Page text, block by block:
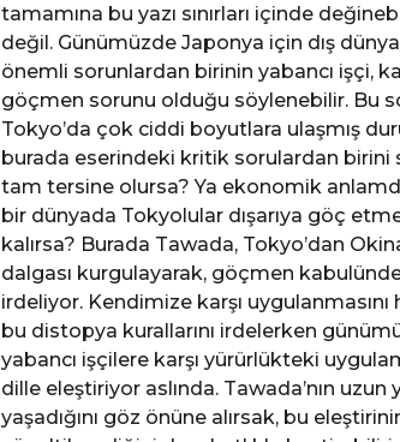
tamamına bu yazı sınırları içinde
değil. Günümüzde Japonya için dış
önemli sorunlardan birinin yabancı işçi,
göçmen sorunu olduğu söylenebilir. Bu
Tokyo’da çok ciddi boyutlara ulaşmış
burada eserindeki kritik sorulardan birini
tam tersine olursa? Ya ekonomik
bir dünyada Tokyolular dışarıya göç
kalırsa? Burada Tawada, Tokyo’dan
dalgası kurgulayarak, göçmen
irdeliyor. Kendimize karşı
bu distopya kurallarını irdelerken
yabancı işçilere karşı yürürlükteki
dille eleştiriyor aslında. Tawada’nın uzun
yaşadığını göz önüne alırsak, bu